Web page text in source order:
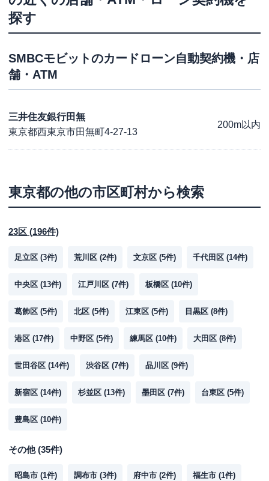
探す
SMBCモビットのカードローン自動契約機・店
舗・ATM
三井住友銀行田無
東京都西東京市田無町4-27-13
200m以内
東京都の他の市区町村から検索
23区 (196件)
足立区 (3件) 荒川区 (2件) 文京区 (5件) 千代田区 (14件)
中央区 (13件) 江戸川区 (7件) 板橋区 (10件)
葛飾区 (5件) 北区 (5件) 江東区 (5件) 目黒区 (8件)
港区 (17件) 中野区 (5件) 練馬区 (10件) 大田区 (8件)
世田谷区 (14件) 渋谷区 (7件) 品川区 (9件)
新宿区 (14件) 杉並区 (13件) 墨田区 (7件) 台東区 (5件)
豊島区 (10件)
その他(35件)
昭島市 (1件) 調布市 (3件) 府中市 (2件) 福生市 (1件)